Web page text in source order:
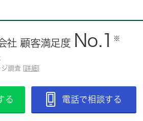
社 顧客満足度 No.1 ※
調査 [ 詳細
る 電話で相談する